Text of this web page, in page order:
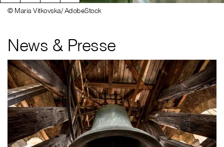
News & Presse
© Maria Vitkovska/ AdobeStock